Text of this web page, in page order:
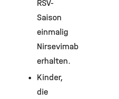
RSV-
Saison
einmalig
Nirsevimab
erhalten.
Kinder,
die